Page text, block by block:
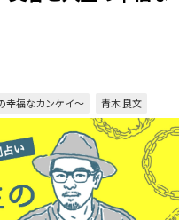
幸福なカンケイ～
青木 良文